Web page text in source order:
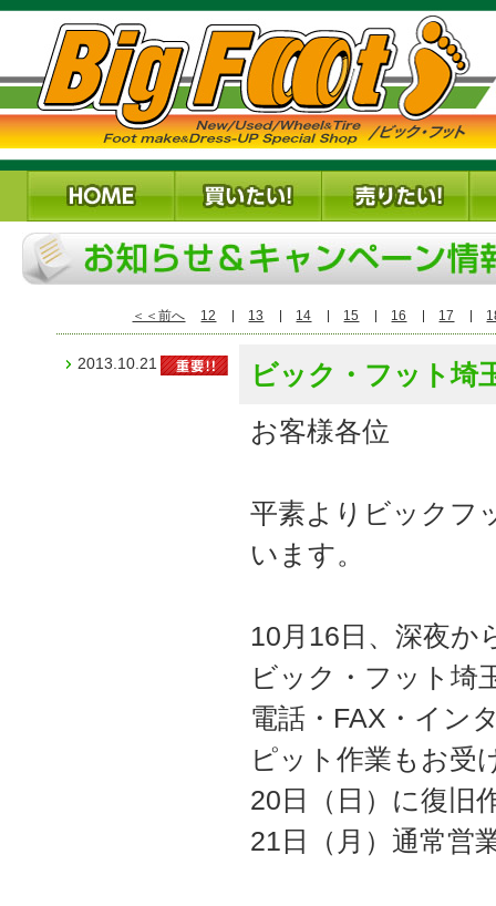
＜＜前へ 12 13 14 15 16 17
2013.10.21
ビック・フット埼
お客様各位
平素よりビックフ
います。
10月16日、深夜か
ビック・フット埼
電話・FAX・イン
ピット作業もお受
20日（日）に復旧
21日（月）通常営